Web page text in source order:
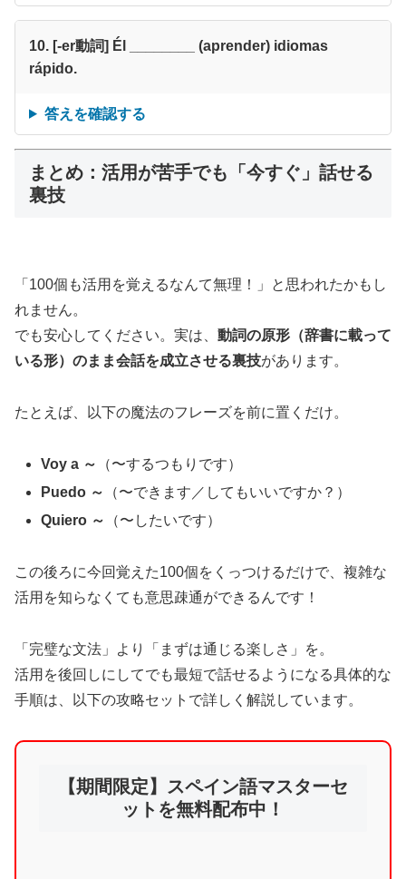
10. [-er動詞] Él ________ (aprender) idiomas
rápido.
答えを確認する
まとめ：活用が苦手でも「今すぐ」話せる
裏技
「100個も活用を覚えるなんて無理！」と思われたかもし
れません。
でも安心してください。実は、 動詞の原形（辞書に載って
いる形）のまま会話を成立させる裏技があります。
たとえば、以下の魔法のフレーズを前に置くだけ。
Voy a ～
（〜するつもりです）
Puedo ～
（〜できます／してもいいですか？）
Quiero ～
（〜したいです）
この後ろに今回覚えた100個をくっつけるだけで、複雑な
活用を知らなくても意思疎通ができるんです！
「完璧な文法」より「まずは通じる楽しさ」を。
活用を後回しにしてでも最短で話せるようになる具体的な
手順は、以下の攻略セットで詳しく解説しています。
【期間限定】スペイン語マスターセ
ットを無料配布中！